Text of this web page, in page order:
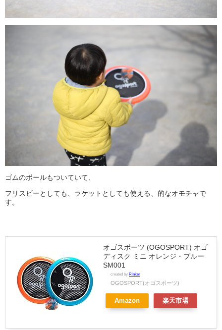
ゴムのボールもついていて、
フリスビーとしても、ラケットとしても使える、的なオモチャで
す。
オゴスポーツ (OGOSPORT) オゴ
ディスク ミニ オレンジ・ブルー
SM001
created by Rinker
OGOSPORT(オゴスポーツ)
Amazon 楽天市場